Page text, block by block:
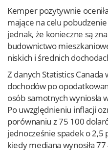
Kemper pozytywnie
mające na celu pobudzenie
jednak, że konieczne są
budownictwo
niskich i średnich
Z danych Statistics
dochodów po
osób samotnych wyniosła
Po uwzględnieniu inflacji
porównaniu z 75 100
jednocześnie spadek o
kiedy mediana wynosiła